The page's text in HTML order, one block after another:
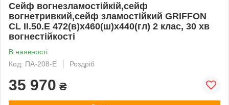
Сейф вогнезламостійкій,сейф
вогнетривкий,сейф зламостійкий GRIFFON
CL II.50.E 472(в)х460(ш)х440(гл) 2 клас, 30 хв
вогнестійкості
В наявності
Код: ПА-208-Е
Роздріб
35 970 ₴